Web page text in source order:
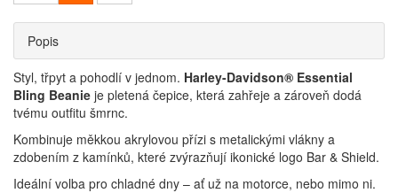
Popis
Styl, třpyt a pohodlí v jednom. Harley-Davidson® Essential
Bling Beanie je pletená čepice, která zahřeje a zároveň dodá
tvému outfitu šmrnc.
Kombinuje měkkou akrylovou přízi s metalickými vlákny a
zdobením z kamínků, které zvýrazňují ikonické logo Bar & Shield.
Ideální volba pro chladné dny – ať už na motorce, nebo mimo ni.